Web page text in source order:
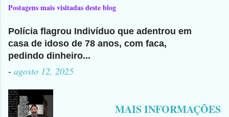
Postagens mais visitadas deste blog
Polícia flagrou Indivíduo que adentrou em
casa de idoso de 78 anos, com faca,
pedindo dinheiro...
- agosto 12, 2025
MAIS INFORMAÇÕES